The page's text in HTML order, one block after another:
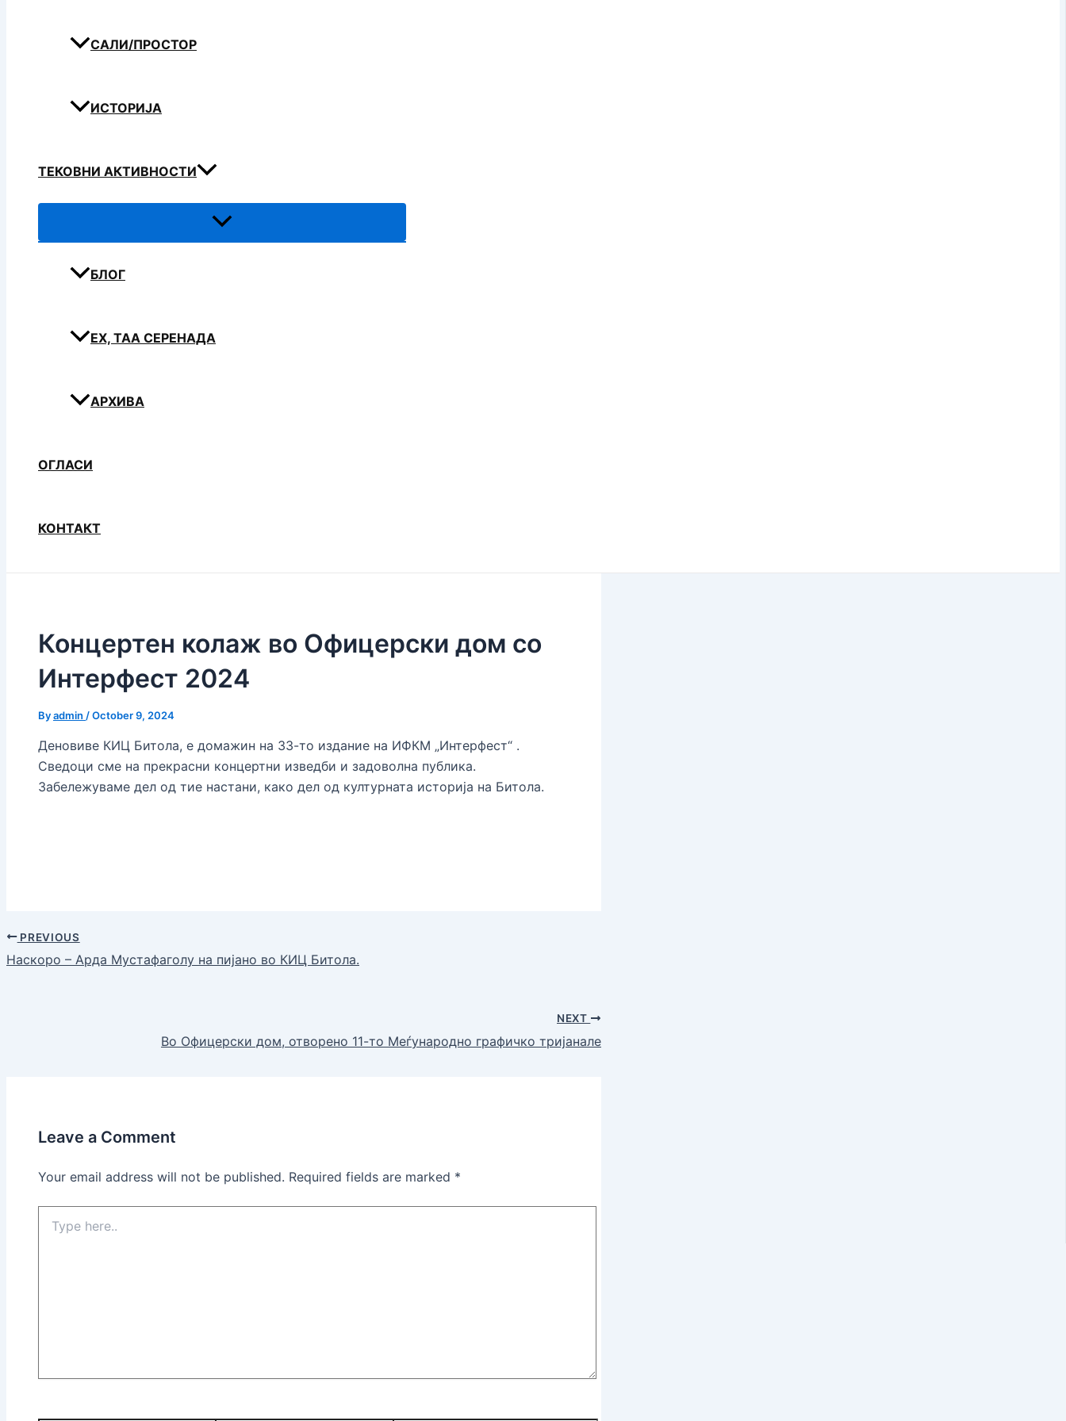
САЛИ/ПРОСТОР
ИСТОРИЈА
ТЕКОВНИ АКТИВНОСТИ
БЛОГ
ЕХ, ТАА СЕРЕНАДА
АРХИВА
ОГЛАСИ
КОНТАКТ
Концертен колаж во Офицерски дом со
Интерфест 2024
Byadmin /October 9, 2024
Деновиве КИЦ Битола, е домажин на 33-то издание на ИФКМ „Интерфест“ .
Сведоци сме на прекрасни концертни изведби и задоволна публика.
Забележуваме дел од тие настани, како дел од културната историја на Битола.
PREVIOUS
Наскоро – Арда Мустафаголу на пијано во КИЦ Битола.
NEXT
Во Офицерски дом, отворено 11-то Меѓународно графичко тријанале
Leave a Comment
Your email address will not be published. Required fields are marked *